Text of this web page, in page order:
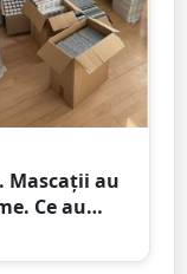
Mascații au
Ce au